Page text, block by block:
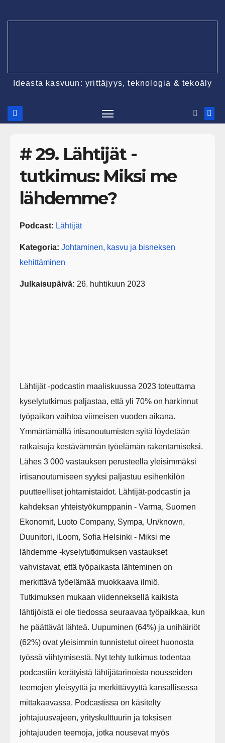
Ideasta kasvuun: yrittäjyys, teknologia & tekoäly
# 29. Lähtijät -
tutkimus: Miksi me
lähdemme?
Podcast: Lähtijät
Kategoria: Johtaminen, kasvu ja bisneksen
kehittäminen
Julkaisupäivä: 26. huhtikuun 2023
Lähtijät -podcastin maaliskuussa 2023 toteuttama
kyselytutkimus paljastaa, että yli 70% on harkinnut
työpaikan vaihtoa viimeisen vuoden aikana.
Ymmärtämällä irtisanoutumisten syitä löydetään
ratkaisuja kestävämmän työelämän rakentamiseksi.
Lähes 3 000 vastauksen perusteella yleisimmäksi
irtisanoutumiseen syyksi paljastuu esihenkilön
puutteelliset johtamistaidot. Lähtijät-podcastin ja
kahdeksan yhteistyökumppanin - Varma, Suomen
Ekonomit, Luoto Company, Sympa, Un/known,
Duunitori, iLoom, Sofia Helsinki - Miksi me
lähdemme -kyselytutkimuksen vastaukset
vahvistavat, että työpaikasta lähteminen on
merkittävä työelämää muokkaava ilmiö.
Tutkimuksen mukaan viidenneksellä kaikista
lähtijöistä ei ole tiedossa seuraavaa työpaikkaa, kun
he päättävät lähteä. Uupuminen (64%) ja unihäiriöt
(62%) ovat yleisimmin tunnistetut oireet huonosta
työssä viihtymisestä. Nyt tehty tutkimus todentaa
podcastiin kerätyistä lähtijätarinoista nousseiden
teemojen yleisyyttä ja merkittävyyttä kansallisessa
mittakaavassa. Podcastissa on käsitelty
johtajuusvajeen, yrityskulttuurin ja toksisen
johtajuuden teemoja, jotka nousevat myös